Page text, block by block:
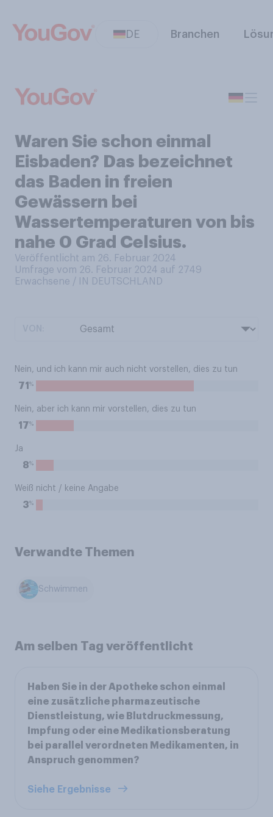
DE Branchen
Waren Sie schon einmal
Eisbaden? Das bezeichnet
das Baden in freien
Gewässern bei
Wassertemperaturen von bis
nahe 0 Grad Celsius.
Veröffentlicht am 26. Februar 2024
Umfrage vom 26. Februar 2024 auf 2749
Erwachsene / IN DEUTSCHLAND
Nein, und ich kann mir auch nicht vorstellen, dies zu tun
71 %
Nein, aber ich kann mir vorstellen, dies zu tun
17%
Ja
8%
Weiß nicht / keine Angabe
3%
Verwandte Themen
Schwimmen
Am selben Tag veröffentlicht
Haben Sie in der Apotheke schon einmal
eine zusätzliche pharmazeutische
Dienstleistung, wie Blutdruckmessung,
Impfung oder eine Medikationsberatung
bei parallel verordneten Medikamenten, in
Anspruch genommen?
Siehe Ergebnisse